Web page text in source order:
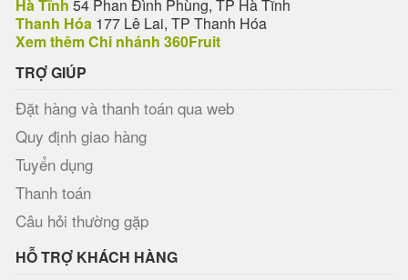
Hà Tĩnh 54 Phan Đình Phùng, TP Hà Tĩnh
Thanh Hóa 177 Lê Lai, TP Thanh Hóa
Xem thêm Chi nhánh 360Fruit
TRỢ GIÚP
Đặt hàng và thanh toán qua web
Quy định giao hàng
Tuyển dụng
Thanh toán
Câu hỏi thường gặp
HỖ TRỢ KHÁCH HÀNG